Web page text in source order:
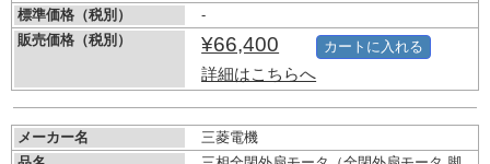
標準価格（税別）
-
販売価格（税別）
¥66,400
詳細はこちらへ
カートに入れる
メーカー名
三菱電機